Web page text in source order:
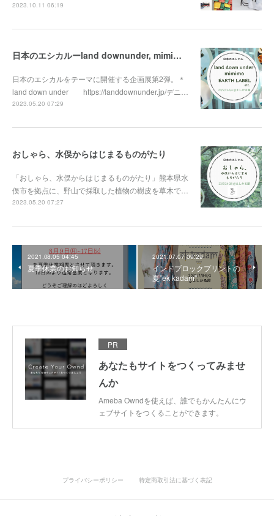
2023.10.11 06:19
日本のエシカルーland downunder, mimimo, EARTH LABEL, and more...
日本のエシカルをテーマに開催する企画展第2弾。＊
land down under https://landdownunder.jp/デニ…
2023.05.20 07:29
おしゃら、水俣からはじまるものがたり
「おしゃら、水俣からはじまるものがたり」熊本県水
俣市を拠点に、野山で採取した植物の樹皮を草木で…
2023.05.20 07:27
2021.08.05 04:45
夏季休業のお知らせ
2021.07.07 09:29
インドブロックプリントの
夏”ek kadam"
PR
あなたもサイトをつくってみませ
んか
Ameba Owndを使えば、誰でもかんたんにウ
ェブサイトをつくることができます。
プライバシーポリシー 特定商取引法に基づく表記